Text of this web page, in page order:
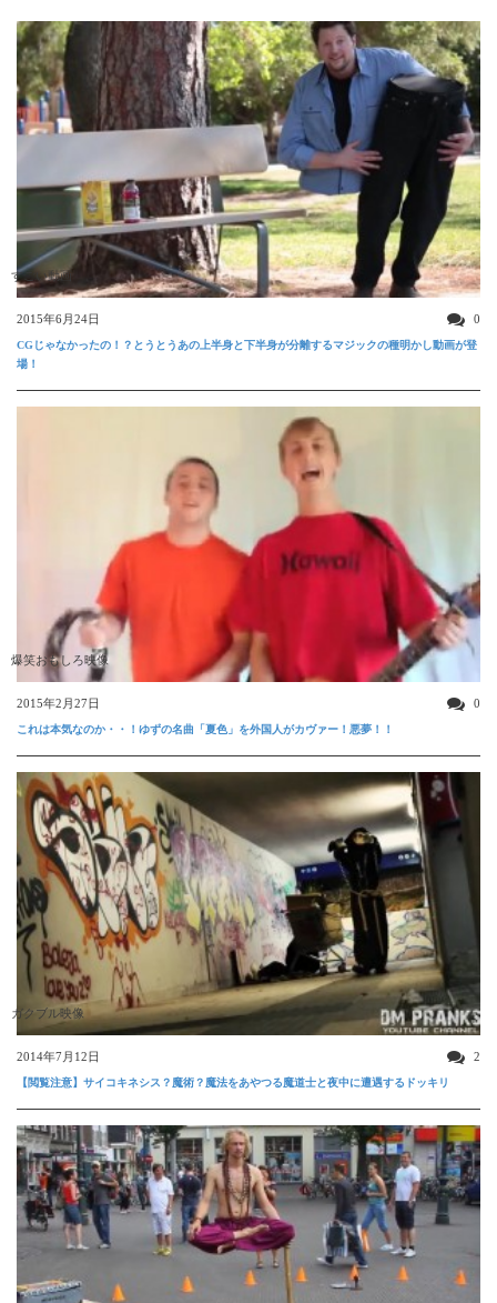
すごい動画
2015年6月24日 0
CGじゃなかったの！？とうとうあの上半身と下半身が分離するマジックの種明かし動画が登
場！
爆笑おもしろ映像
2015年2月27日 0
これは本気なのか・・！ゆずの名曲「夏色」を外国人がカヴァー！悪夢！！
ガクブル映像
2014年7月12日 2
【閲覧注意】サイコキネシス？魔術？魔法をあやつる魔道士と夜中に遭遇するドッキリ